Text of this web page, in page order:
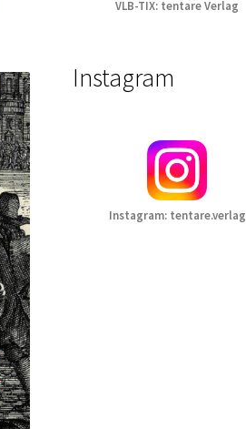
VLB-TIX: tentare Verlag
Instagram
Instagram: tentare.verlag